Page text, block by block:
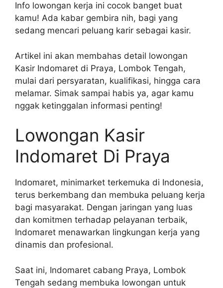
Info lowongan kerja ini cocok banget buat
kamu! Ada kabar gembira nih, bagi yang
sedang mencari peluang karir sebagai kasir.
Artikel ini akan membahas detail lowongan
Kasir Indomaret di Praya, Lombok Tengah,
mulai dari persyaratan, kualifikasi, hingga cara
melamar. Simak sampai habis ya, agar kamu
nggak ketinggalan informasi penting!
Lowongan Kasir
Indomaret Di Praya
Indomaret, minimarket terkemuka di Indonesia,
terus berkembang dan membuka peluang kerja
bagi masyarakat. Dengan jaringan yang luas
dan komitmen terhadap pelayanan terbaik,
Indomaret menawarkan lingkungan kerja yang
dinamis dan profesional.
Saat ini, Indomaret cabang Praya, Lombok
Tengah sedang membuka lowongan untuk